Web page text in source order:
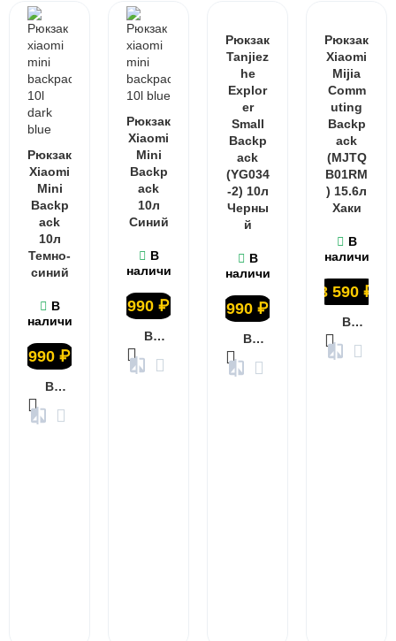
Рюкзак
Xiaomi
Mini
Backp
ack
10л
Темно-
синий
В
наличии
990 ₽
В КОРЗИНУ
Рюкзак
Xiaomi
Mini
Backp
ack
10л
Синий
В
наличии
990 ₽
В КОРЗИНУ
Рюкзак
Tanjiez
he
Explor
er
Small
Backp
ack
(YG034
-2) 10л
Черны
й
В
наличии
990 ₽
В КОРЗИНУ
Рюкзак
Xiaomi
Mijia
Comm
uting
Backp
ack
(MJTQ
B01RM
) 15.6л
Хаки
В
наличии
3 590 ₽
В КОРЗИНУ